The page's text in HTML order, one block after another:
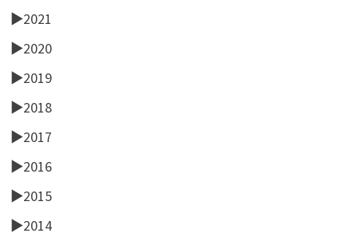
►2021
►2020
►2019
►2018
►2017
►2016
►2015
►2014